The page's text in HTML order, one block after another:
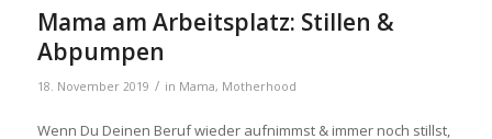
Mama am Arbeitsplatz: Stillen &
Abpumpen
18. November 2019 / in Mama, Motherhood
Wenn Du Deinen Beruf wieder aufnimmst & immer noch stillst,